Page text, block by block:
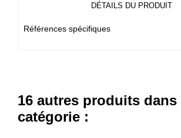
DÉTAILS DU PRODUIT
Références spécifiques
16 autres produits dans
catégorie :